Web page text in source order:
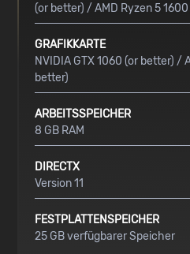
(or better) / AMD Ryzen 5
GRAFIKKARTE
NVIDIA GTX 1060 (or better) /
better)
ARBEITSSPEICHER
8 GB RAM
DIRECTX
Version 11
FESTPLATTENSPEICHER
25 GB verfügbarer Speicher